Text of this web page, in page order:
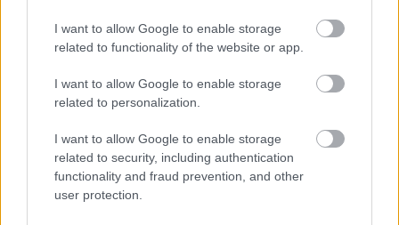
I want to allow Google to enable storage
related to functionality of the website or app.
I want to allow Google to enable storage
related to personalization.
I want to allow Google to enable storage
related to security, including authentication
functionality and fraud prevention, and other
user protection.
Országos hírek
Megérkezett az eső a Duna vízgyűjtőjére
Aktuális
Paks II.: Mit jelent az 5. blokk új
mérföldköve a felülvizsgálat
árnyékában?